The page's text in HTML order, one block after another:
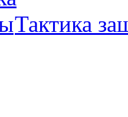
Тактика